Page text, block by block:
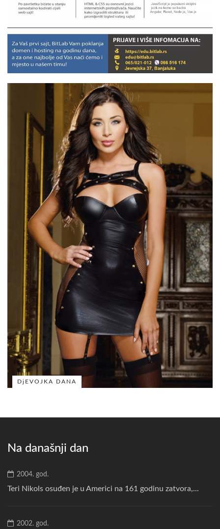
DjEVOJKA DANA
Na današnji dan
2004. god.
Teri Nikols osuđen je u Americi na 161 godinu zatvora,...
2002. god.